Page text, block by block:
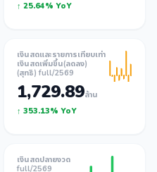
↑ 25.64% YoY
เงินสดและรายการเทียบเท่า
เงินสดเพิ่มขึ้น(ลดลง)
(สุทธิ) full/2569
1,729.89ล้าน
↑ 353.13% YoY
เงินสดปลายงวด
full/2569